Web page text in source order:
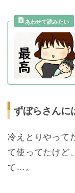
ずぼらさんに
冷えとりやって
て使ってたけど
て…。